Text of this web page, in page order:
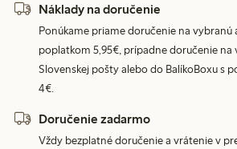
Náklady na doručenie
Ponúkame priame doručenie na vybranú
poplatkom 5,95€, prípadne doručenie na
Slovenskej pošty alebo do BalíkoBoxu s
4€.
Doručenie zadarmo
Vždy bezplatné doručenie a vrátenie v